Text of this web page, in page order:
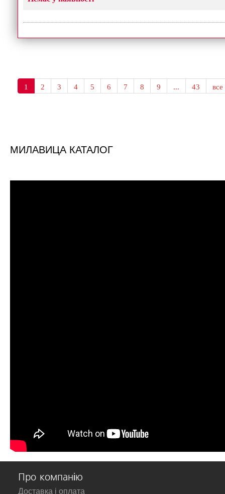
1 2 3 4 5 6 7 8 9 ... 43 все
МИЛАВИЦА КАТАЛОГ
Про компанію
Доставка і оплата